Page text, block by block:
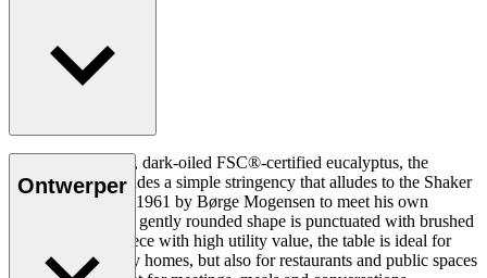
Shaped from solid, dark-oiled FSC®-certified eucalyptus, the
Asserbo Table exudes a simple stringency that alludes to the Shaker
style. Designed in 1961 by Børge Mogensen to meet his own
furniture needs, its gently rounded shape is punctuated with brushed
brass screws. A piece with high utility value, the table is ideal for
private and holiday homes, but also for restaurants and public spaces
Ontwerper